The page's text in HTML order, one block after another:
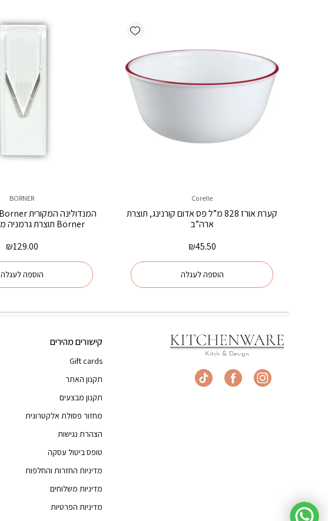
Add wishlist
Corelle
קערת אורז 828 מ”ל פס אדום קורנינג, תוצרת
ארה”ב
₪45.50
הוספה לעגלה
BORNER
Börner תוצרת גרמניה מגיע 3 סכינים
₪129.00
הוספה לעגלה
קישורים מהירים
Gift cards
תקנון האתר
תקנון מבצעים
מחזור פסולת אלקטרונית
הצהרת נגישות
טופס ביטול עסקה
מדיניות החזרות והחלפות
מדיניות משלוחים
מדיניות הפרטיות